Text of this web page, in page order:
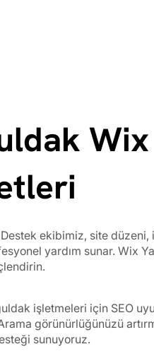
ekibimiz, site düzeni,
yardım sunar. Wix
işletmeleri için SEO
görünürlüğünüzü
sunuyoruz.